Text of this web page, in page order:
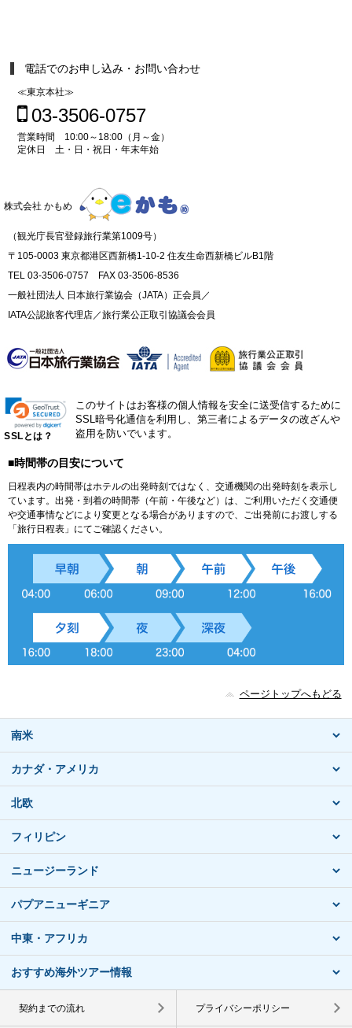
電話でのお申し込み・お問い合わせ
≪東京本社≫
03-3506-0757
営業時間 10:00～18:00（月～金）
定休日 土・日・祝日・年末年始
株式会社 かもめ
（観光庁長官登録旅行業第1009号）
〒105-0003 東京都港区西新橋1-10-2 住友生命西新橋ビルB1階
TEL 03-3506-0757 FAX 03-3506-8536
一般社団法人 日本旅行業協会（JATA）正会員／
IATA公認旅客代理店／旅行業公正取引協議会会員
SSLとは？
このサイトはお客様の個人情報を安全に送受信するために
SSL暗号化通信を利用し、第三者によるデータの改ざんや
盗用を防いでいます。
■時間帯の目安について
日程表内の時間帯はホテルの出発時刻ではなく、交通機関の出発時刻を表示し
ています。出発・到着の時間帯（午前・午後など）は、ご利用いただく交通便
や交通事情などにより変更となる場合がありますので、ご出発前にお渡しする
「旅行日程表」にてご確認ください。
ページトップへもどる
南米
カナダ・アメリカ
北欧
フィリピン
ニュージーランド
パプアニューギニア
中東・アフリカ
おすすめ海外ツアー情報
契約までの流れ プライバシーポリシー